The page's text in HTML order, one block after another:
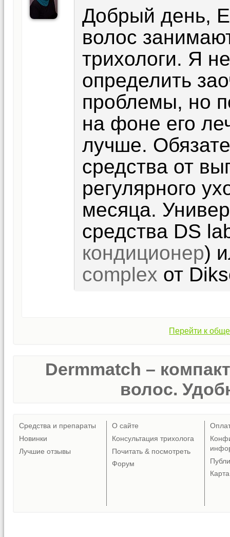
Добрый день,
волос
трихологи. Я
определить
проблемы, но
на фоне его
лучше.
средства от
регулярного
месяца.
средства DS
кондиционер)
complex от
Перейти к
Dermmatch –
волос.
Средства и препараты
Новинки
Лучшие отзывы
О сайте
Консультация трихолога
Почитать & посмотреть
Форум